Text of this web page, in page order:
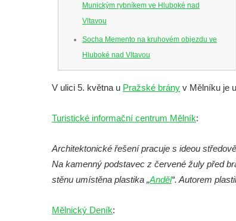
Munickým rybníkem ve Hluboké nad
Vltavou
Socha Memento na kruhovém objezdu ve
Hluboké nad Vltavou
Socha Chalikotérium v ZOO Hluboká
Socha Smilodon v ZOO Hluboká
Socha Plejtvák obrovský v ZOO Hluboká
Socha Medvěd jeskynní v ZOO Hluboká
Socha Mamutí lebka v ZOO Hluboká
V ulici 5. května u Pražské brány v Mělníku je
Turistické informační centrum Mělník:
Architektonické řešení pracuje s ideou
Na kamenný podstavec z červené žuly před
stěnu umístěna plastika „Anděl“. Autorem
Mělnický Deník: